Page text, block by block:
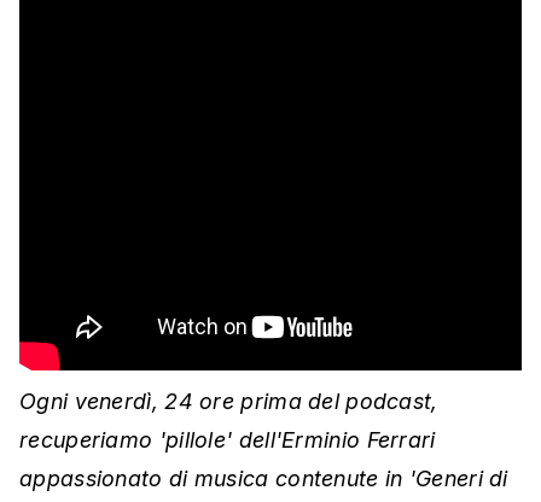
Ogni venerdì, 24 ore prima del podcast,
recuperiamo 'pillole' dell'Erminio Ferrari
appassionato di musica contenute in 'Generi di